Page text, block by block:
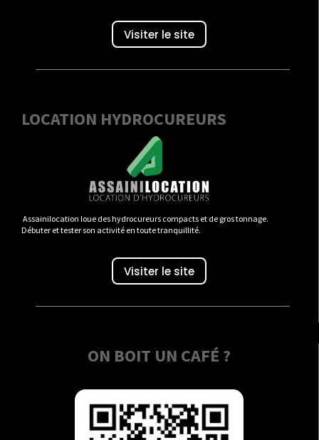
Visiter le site
LOCATION HYDROCUREURS
Assainilocation loue des hydrocureurs compacts et de gros tonnage.
Débuter et tester son activité en toute tranquillité.
Visiter le site
ON BOIT UN CAFÉ ?